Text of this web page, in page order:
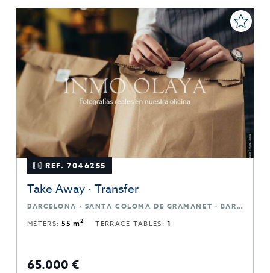
REF. 7046255
Take Away · Transfer
BARCELONA · SANTA COLOMA DE GRAMANET · BARCELONA
METERS:55 m2 TERRACE TABLES:1
65.000 €